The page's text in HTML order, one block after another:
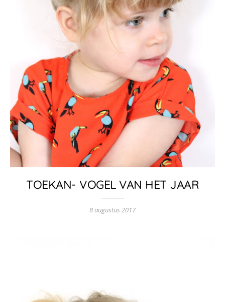
TOEKAN- VOGEL VAN HET JAAR
8 augustus 2017